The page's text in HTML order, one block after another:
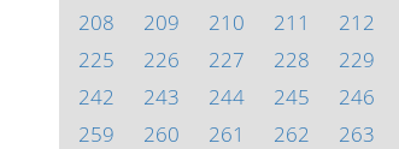
208
209 210 211 212
225
226 227 228 229
242
243 244 245 246
259
260 261 262 263